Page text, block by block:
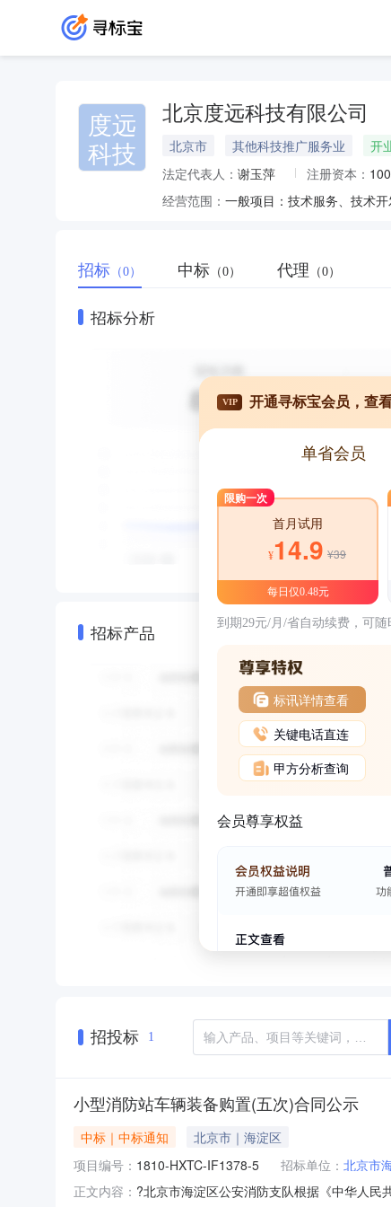
度远
科技
北京度远科技有限公司
北京市 其他科技推广服务业
开
法定代表人： 谢玉萍 注册资本：
经营范围：
招标 （0） 中标 （0） 代理 （0）
招标分析
招标产品
VIP 开通寻标宝会员，查
单省会员
限购一次
首月试用
¥14.9 ¥39
每日仅0.48元
到期29元/月/省自动续费，可随
标讯详情查看
关键电话直连
甲方分析查询
会员尊享权益
招投标 1
小型消防站车辆装备购置(五次)合同公示
中标｜中标通知
北京市｜海淀区
项目编号： 1810-HXTC-IF1378-5 招标单位： 北京市
正文内容： ?北京市海淀区公安消防支队根据《中华人